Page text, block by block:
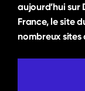
aujourd’hui sur
France, le site
nombreux